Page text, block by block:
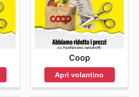
Coop
Apri volantino